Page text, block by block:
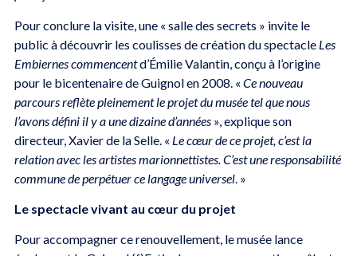
Pour conclure la visite, une « salle des secrets » invite le
public à découvrir les coulisses de création du spectacle Les
Embiernes commencentd’Émilie Valantin, conçu à l’origine
pour le bicentenaire de Guignol en 2008. « Ce nouveau
parcours reflète pleinement le projet du musée tel que nous
l’avons défini il y a une dizaine d’années», explique son
directeur, Xavier de la Selle. « Le cœur de ce projet, c’est la
relation avec les artistes marionnettistes. C’est une responsabilité
commune de perpétuer ce langage universel. »
Le spectacle vivant au cœur du projet
Pour accompagner ce renouvellement, le musée lance